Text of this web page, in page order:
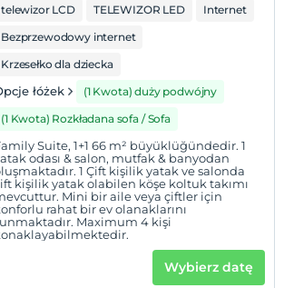
telewizor LCD
TELEWIZOR LED
Internet
Bezprzewodowy internet
Krzesełko dla dziecka
łóżek
(1 Kwota) duży podwójny
(1 Kwota) Rozkładana sofa / Sofa
Suite, 1+1 66 m² büyüklüğündedir. 1
odası & salon, mutfak & banyodan
1 Çift kişilik yatak ve salonda
kişilik yatak olabilen köşe koltuk takımı
Mini bir aile veya çiftler için
rahat bir ev olanaklarını
Maximum 4 kişi
Wybierz datę